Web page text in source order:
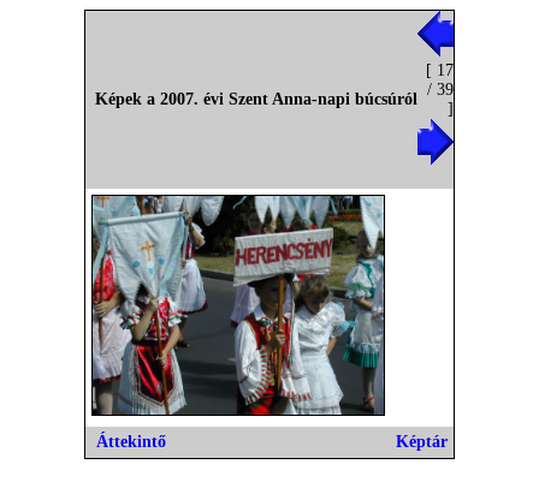
Képek a 2007. évi Szent Anna-napi búcsúról
[ 17
/ 39
]
Áttekintő Képtár